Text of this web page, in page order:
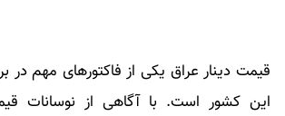
قیمت دینار عراق یکی از فاکتورهای مهم در
این کشور است. با آگاهی از نوسانات